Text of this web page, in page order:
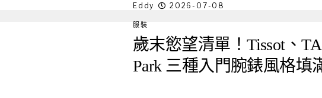
Eddy 2026-07-08
服裝
歲末慾望清單！Tissot、
Park 三種入門腕錶風格填